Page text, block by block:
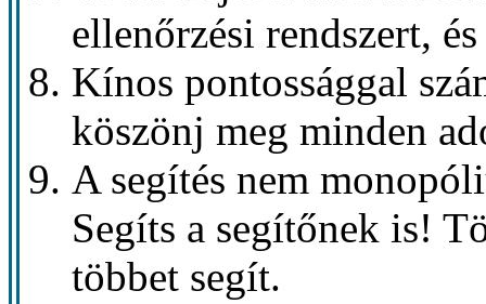
ellenőrzési rendszert,
Kínos pontossággal
köszönj meg minden
A segítés nem
Segíts a segítőnek is!
többet segít.